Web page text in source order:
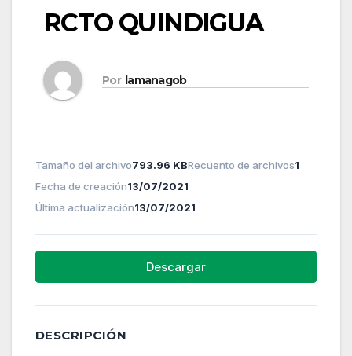
RCTO QUINDIGUA
Por lamanagob
Tamaño del archivo793.96 KBRecuento de archivos1
Fecha de creación13/07/2021
Última actualización13/07/2021
Descargar
DESCRIPCIÓN